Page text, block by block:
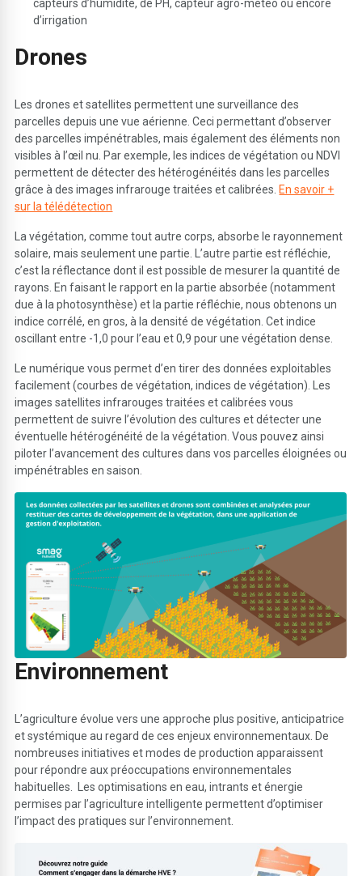
capteurs d’humidité, de PH, capteur agro-météo ou encore
d’irrigation
Drones
Les drones et satellites permettent une surveillance des
parcelles depuis une vue aérienne. Ceci permettant d’observer
des parcelles impénétrables, mais également des éléments non
visibles à l’œil nu. Par exemple, les indices de végétation ou NDVI
permettent de détecter des hétérogénéités dans les parcelles
grâce à des images infrarouge traitées et calibrées. En savoir +
sur la télédétection
La végétation, comme tout autre corps, absorbe le rayonnement
solaire, mais seulement une partie. L’autre partie est réfléchie,
c’est la réflectance dont il est possible de mesurer la quantité de
rayons. En faisant le rapport en la partie absorbée (notamment
due à la photosynthèse) et la partie réfléchie, nous obtenons un
indice corrélé, en gros, à la densité de végétation. Cet indice
oscillant entre -1,0 pour l’eau et 0,9 pour une végétation dense.
Le numérique vous permet d’en tirer des données exploitables
facilement (courbes de végétation, indices de végétation). Les
images satellites infrarouges traitées et calibrées vous
permettent de suivre l’évolution des cultures et détecter une
éventuelle hétérogénéité de la végétation. Vous pouvez ainsi
piloter l’avancement des cultures dans vos parcelles éloignées ou
impénétrables en saison.
Environnement
L’agriculture évolue vers une approche plus positive, anticipatrice
et systémique au regard de ces enjeux environnementaux. De
nombreuses initiatives et modes de production apparaissent
pour répondre aux préoccupations environnementales
habituelles. Les optimisations en eau, intrants et énergie
permises par l’agriculture intelligente permettent d’optimiser
l’impact des pratiques sur l’environnement.